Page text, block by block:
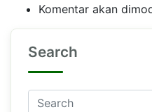
Komentar akan
Search